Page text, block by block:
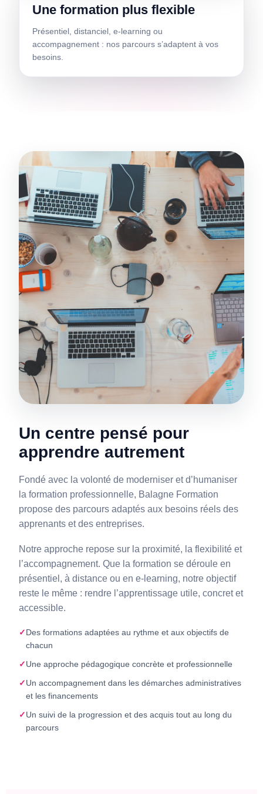
Une formation plus flexible
Présentiel, distanciel, e-learning ou
accompagnement : nos parcours s’adaptent à vos
besoins.
Un centre pensé pour
apprendre autrement
Fondé avec la volonté de moderniser et d’humaniser
la formation professionnelle, Balagne Formation
propose des parcours adaptés aux besoins réels des
apprenants et des entreprises.
Notre approche repose sur la proximité, la flexibilité et
l’accompagnement. Que la formation se déroule en
présentiel, à distance ou en e-learning, notre objectif
reste le même : rendre l’apprentissage utile, concret et
accessible.
Des formations adaptées au rythme et aux objectifs de
chacun
Une approche pédagogique concrète et professionnelle
Un accompagnement dans les démarches administratives
et les financements
Un suivi de la progression et des acquis tout au long du
parcours